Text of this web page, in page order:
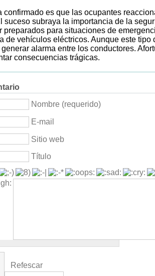
confirmado es que las ocupantes
suceso subraya la importancia de la
preparados para situaciones de
de vehículos eléctricos. Aunque este tipo
alarma entre los conductores.
consecuencias trágicas.
Nombre (requerido)
E-mail
Sitio web
Título
Refescar